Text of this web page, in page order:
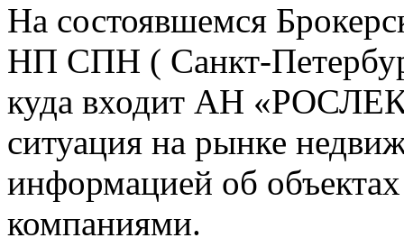
На состоявшемся
НП СПН ( Санкт-
куда входит АН
ситуация на рынке
информацией об
компаниями.